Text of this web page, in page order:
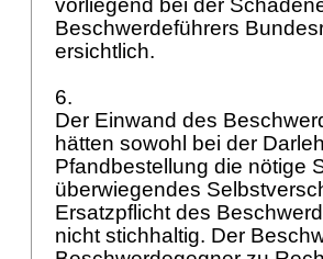
vorliegend bei der
Beschwerdeführers
ersichtlich.
6.
Der Einwand des
hätten sowohl bei der
Pfandbestellung die nötige
überwiegendes
Ersatzpflicht des
nicht stichhaltig. Der